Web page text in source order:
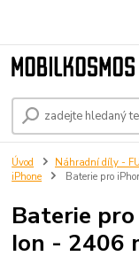
Úvod Náhradní díly -
iPhone
Baterie pro
Baterie
Ion - 2406